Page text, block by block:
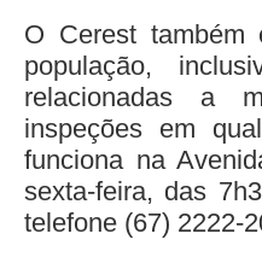
O Cerest também
população,
relacionadas a
inspeções em
funciona na
sexta-feira, das
telefone (67) 2222-